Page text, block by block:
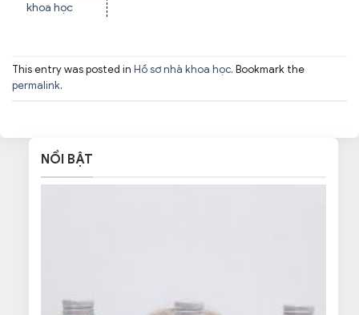
khoa học
This entry was posted in Hồ sơ nhà khoa học. Bookmark the
permalink.
NỔI BẬT